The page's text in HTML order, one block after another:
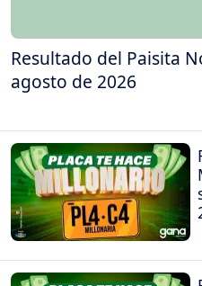
Resultado del Paisita
agosto de 2026